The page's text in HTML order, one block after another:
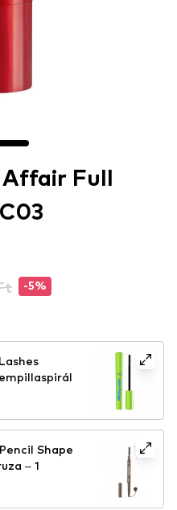
Full
-5%
Shape
– 1